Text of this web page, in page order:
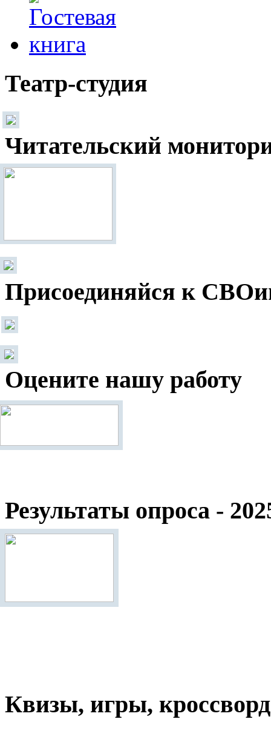
Театр-студия
Читательский
Присоединяйся к
Оцените нашу работу
Результаты опроса -
Квизы, игры,